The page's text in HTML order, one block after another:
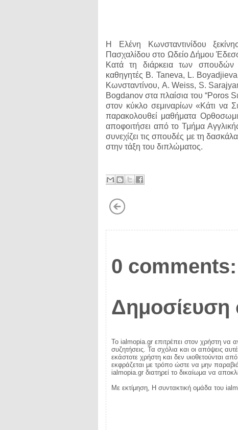
Η Ελένη Κωνσταντινίδου
Πασχαλίδου στο Ωδείο Δήμου
Κατά τη διάρκεια των σπουδών
καθηγητές B. Taneva, L.
Κωνσταντίνου, A. Weiss, S.
Bogdanov στα πλαίσια του “Poros
στον κύκλο σεμιναρίων «Κάτι να
παρακολουθεί μαθήματα
αποφοιτήσει από το Τμήμα
συνεχίζει τις σπουδές με τη
στην τάξη του διπλώματος.
0 comments:
Δημοσίευση
Το ialmopia.gr επιτρέπει στον χρήστη να
συζητήσεις. Τα σχόλια και οι απόψεις
εκάστοτε χρήστη και δεν υιοθετούνται
εκφράζεται με τρόπο ώστε να μην
ialmopia.gr διατηρεί το δικαίωμα να
Με εκτίμηση, Η συντακτική ομάδα του